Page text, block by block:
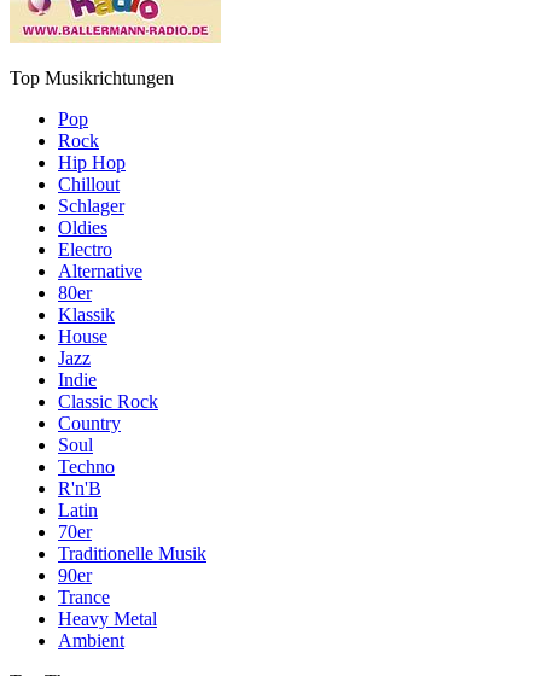
Top Musikrichtungen
Pop
Rock
Hip Hop
Chillout
Schlager
Oldies
Electro
Alternative
80er
Klassik
House
Jazz
Indie
Classic Rock
Country
Soul
Techno
R'n'B
Latin
70er
Traditionelle Musik
90er
Trance
Heavy Metal
Ambient